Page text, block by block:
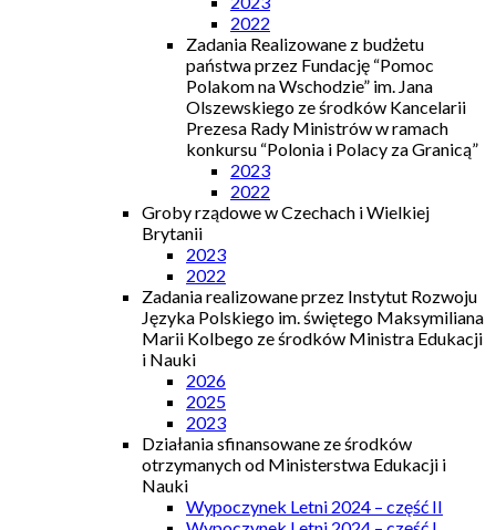
2022
Zadania Realizowane z budżetu
państwa przez Fundację “Pomoc
Polakom na Wschodzie” im. Jana
Olszewskiego ze środków Kancelarii
Prezesa Rady Ministrów w ramach
konkursu “Polonia i Polacy za Granicą”
2023
2022
Groby rządowe w Czechach i Wielkiej
Brytanii
2023
2022
Zadania realizowane przez Instytut Rozwoju
Języka Polskiego im. świętego Maksymiliana
Marii Kolbego ze środków Ministra Edukacji
i Nauki
2026
2025
2023
Działania sfinansowane ze środków
otrzymanych od Ministerstwa Edukacji i
Nauki
Wypoczynek Letni 2024 – część II